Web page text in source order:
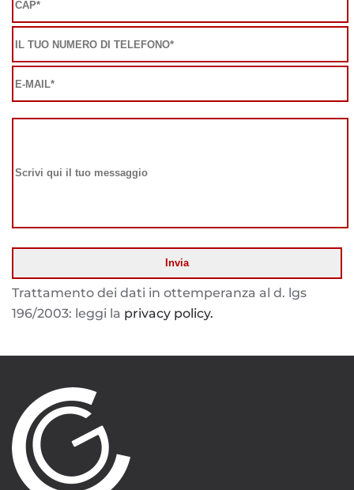
Trattamento dei dati in ottemperanza al d. lgs
196/2003: leggi la privacy policy.